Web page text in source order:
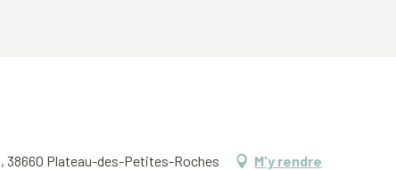
38660 Plateau-des-Petites-Roches M'y rendre